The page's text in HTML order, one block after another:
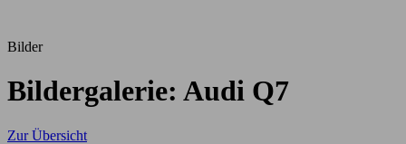
Bilder
Bildergalerie: Audi Q7
Zur Übersicht